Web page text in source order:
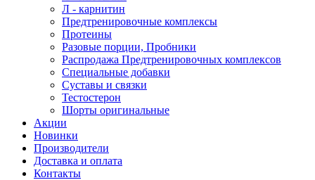
Л - карнитин
Предтренировочные комплексы
Протеины
Разовые порции, Пробники
Распродажа Предтренировочных комплексов
Специальные добавки
Суставы и связки
Тестостерон
Шорты оригинальные
Акции
Новинки
Производители
Доставка и оплата
Контакты